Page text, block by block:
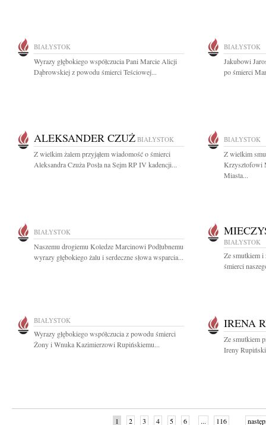
BIAŁYSTOK
Wyrazy głębokiego współczucia Pani Marcie Alicji
Dąbrowskiej z powodu śmierci Teściowej...
BIAŁYSTOK
Jakubowi
po śmierci
ALEKSANDER CZUŻ BIAŁYSTOK
Z wielkim żalem przyjąłem wiadomość o śmierci
Aleksandra Czuża Posła na Sejm RP IV kadencji...
BIAŁYSTOK
Z wielkim
Krzysztofowi
Miasta...
BIAŁYSTOK
Naszemu drogiemu Koledze Marcinowi Podłubnemu
wyrazy głębokiego żalu i serdeczne słowa wsparcia...
BIAŁYSTOK
Ze smutkiem i
śmierci
BIAŁYSTOK
Wyrazy głębokiego współczucia z powodu śmierci
Żony i Wnuka Kazimierzowi Rupińskiemu...
IRENA
Ze smutkiem
Ireny
1 2 3 4 5 6 ... 116